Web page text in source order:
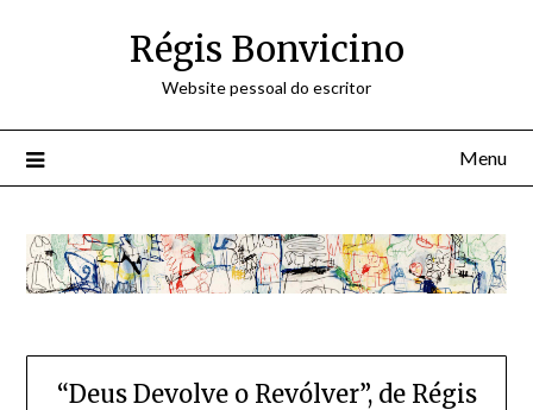
Régis Bonvicino
Website pessoal do escritor
Menu
“Deus Devolve o Revólver”, de Régis